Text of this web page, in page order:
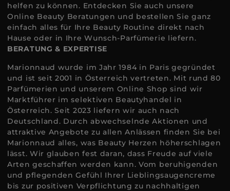
helfen zu können. Entdecken Sie auch unsere
Online Beauty Beratungen und bestellen Sie ganz
einfach alles für Ihre Beauty Routine direkt nach
Hause oder in Ihre Wunsch-Parfümerie liefern.
BERATUNG & EXPERTISE
Marionnaud wurde im Jahr 1984 in Paris gegründet
und ist seit 2001 in Österreich vertreten. Mit rund 80
Parfümerien und unserem Online Shop sind wir
Marktführer im selektiven Beautyhandel in
Österreich. Seit 2023 liefern wir auch nach
Deutschland. Durch abwechselnde Aktionen und
attraktive Angebote zu allen Anlässen finden Sie bei
Marionnaud alles, was Beauty Herzen höherschlagen
lässt. Wir glauben fest daran, dass Freude auf viele
Arten geschaffen werden kann. Vom beruhigenden
und pflegenden Gefühl Ihrer Lieblingsaugencreme
bis zur positiven Verpflichtung zu nachhaltigen